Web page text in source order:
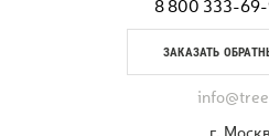
8 800 333-
ЗАКАЗАТЬ